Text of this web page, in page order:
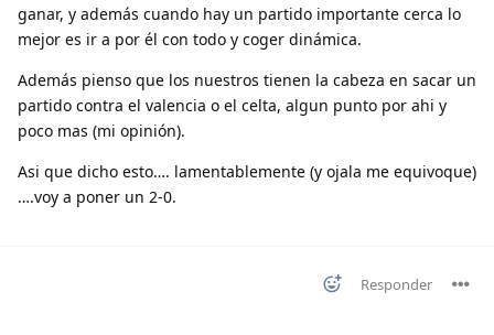
ganar, y además cuando hay un partido importante cerca lo
mejor es ir a por él con todo y coger dinámica.
Además pienso que los nuestros tienen la cabeza en sacar un
partido contra el valencia o el celta, algun punto por ahi y
poco mas (mi opinión).
Asi que dicho esto…. lamentablemente (y ojala me equivoque)
….voy a poner un 2-0.
Responder